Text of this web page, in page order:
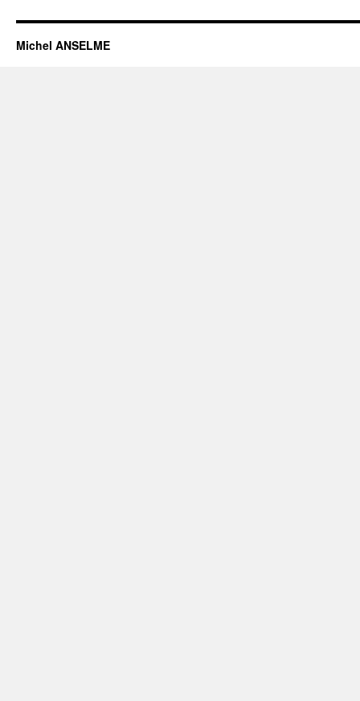
Michel ANSELME